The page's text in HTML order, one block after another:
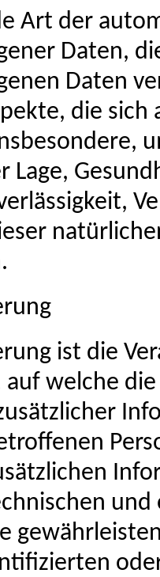
Art der
Daten,
Daten
die
Lage,
ist die
auf welche